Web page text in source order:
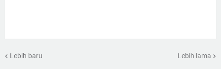
Lebih baru Lebih lama